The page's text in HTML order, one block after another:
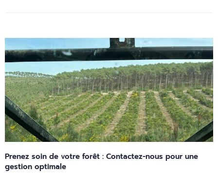
Prenez soin de votre forêt : Contactez-nous pour une
gestion optimale